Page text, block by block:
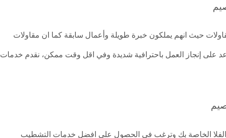
حيث انهم يملكون خبرة طويلة وأعمال سابقة كما ان مقاولات
على إنجاز العمل باحترافية شديدة وفي اقل وقت ممكن، نقدم خدمات
الخاصة بك وترغب في الحصول على افضل خدمات التشطيب